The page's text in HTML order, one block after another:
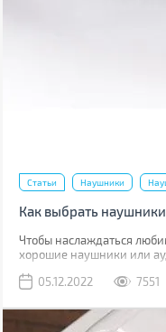
Статьи Наушники
Как выбрать
Чтобы наслаждаться
хорошие наушники или
характеристиках и
05.12.2022 7551